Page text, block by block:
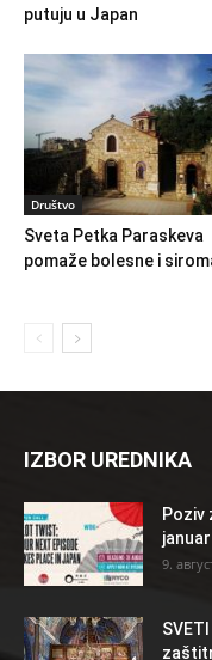
putuju u Japan
Društvo
Sveta Petka Paraskeva
pomaže bolesne i
IZBOR UREDNIKA
Poziv
9.